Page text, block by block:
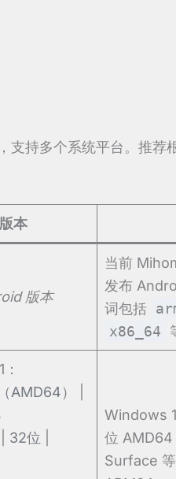
持多个系统平台。推荐
本
版本
当前
发布
词包括
x86_64
AMD64）
32位
Windows
位 AMD64
Surface